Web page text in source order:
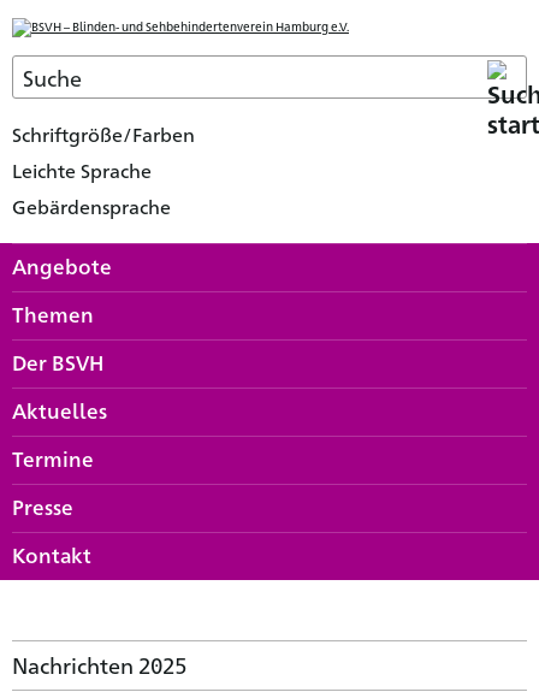
Schriftgröße/Farben
Leichte Sprache
Gebärdensprache
Angebote
Themen
Der BSVH
Aktuelles
Termine
Presse
Kontakt
Nachrichten 2025